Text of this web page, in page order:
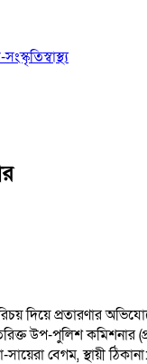
সংস্কৃতিস্বাস্থ্য
পরিচয় দিয়ে
উপ-পুলিশ কমিশনার
বেগম, স্থায়ী